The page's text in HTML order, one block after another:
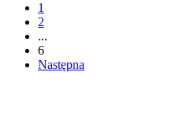
1
2
...
6
Następna